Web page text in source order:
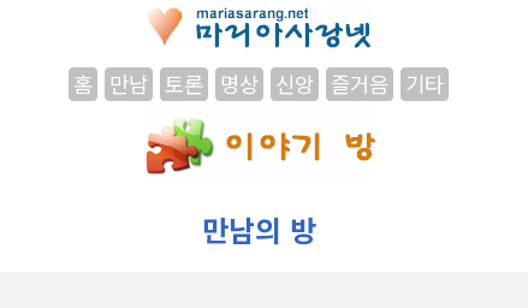
홈 만남 토론 명상 신앙 즐거음 기타
만남의 방